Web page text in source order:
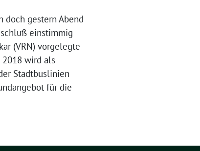
doch gestern Abend
einstimmig
(VRN) vorgelegte
wird als
Stadtbuslinien
für die